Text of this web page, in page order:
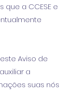
a CCESE e
Aviso de
a
suas nós